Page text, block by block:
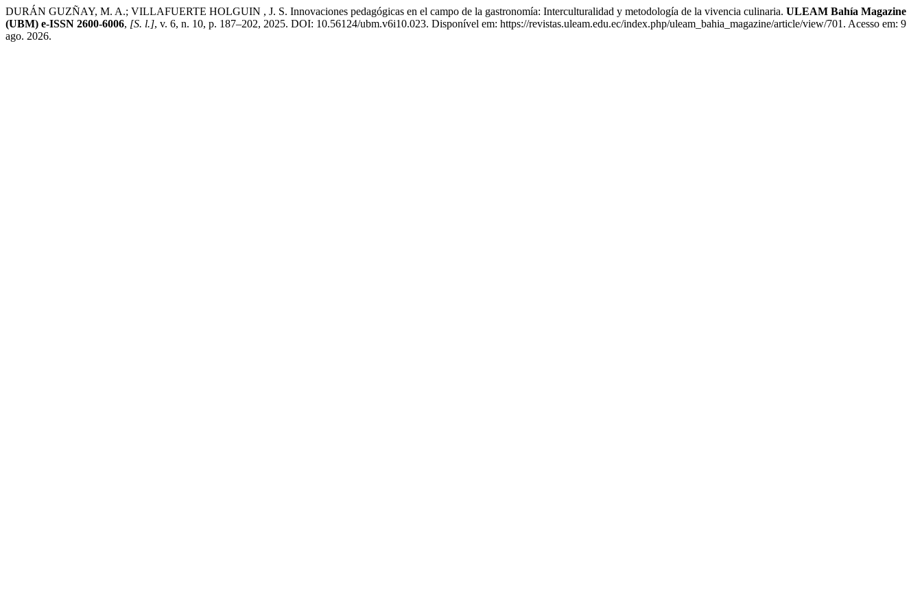
DURÁN GUZÑAY, M. A.; VILLAFUERTE HOLGUIN , J. S. Innovaciones pedagógicas en el campo de la gastronomía: Interculturalidad y metodología de la vivencia culinaria. ULEAM Bahía Magazine
(UBM) e-ISSN 2600-6006, [S. l.], v. 6, n. 10, p. 187–202, 2025. DOI: 10.56124/ubm.v6i10.023. Disponível em: https://revistas.uleam.edu.ec/index.php/uleam_bahia_magazine/article/view/701. Acesso em: 9
ago. 2026.